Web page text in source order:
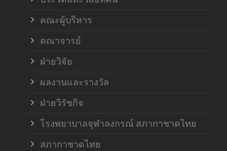
คณะผู้บริหาร
คณาจารย์
ฝ่ายวิจัย
ผลงานและรางวัล
ฝ่ายวิรัชกิจ
โรงพยาบาลจุฬาลงกรณ์ สภากาชาดไทย
สภากาชาดไทย